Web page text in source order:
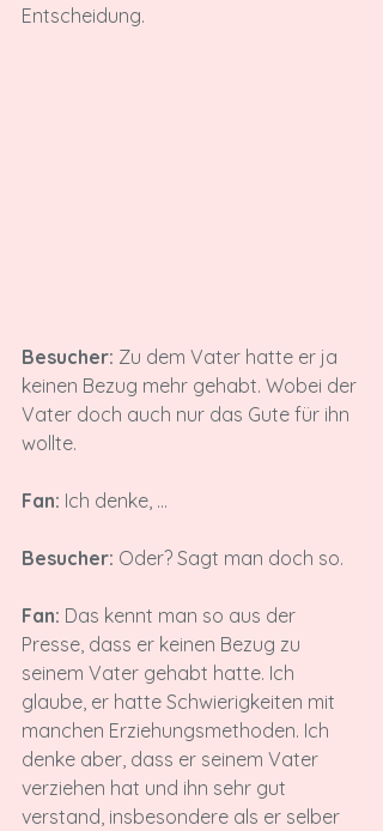
Entscheidung.
Besucher: Zu dem Vater hatte er ja
keinen Bezug mehr gehabt. Wobei der
Vater doch auch nur das Gute für ihn
wollte.
Fan: Ich denke, ...
Besucher: Oder? Sagt man doch so.
Fan: Das kennt man so aus der
Presse, dass er keinen Bezug zu
seinem Vater gehabt hatte. Ich
glaube, er hatte Schwierigkeiten mit
manchen Erziehungsmethoden. Ich
denke aber, dass er seinem Vater
verziehen hat und ihn sehr gut
verstand, insbesondere als er selber